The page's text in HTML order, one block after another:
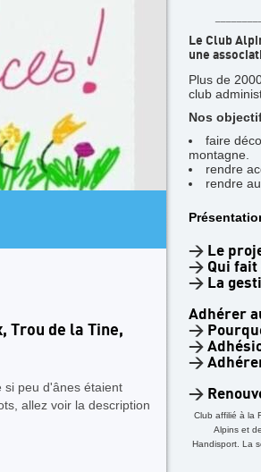
4 jours
Facile
Trou de la Tine,
si peu d'ânes étaient
allez voir la description
Le Club
une
Plus de
club
Nos
faire
montagne.
rendre
rendre
> Le
> Qui fait
> La
Adhérer
>
>
>
>
Club affilié à la
Alpins et
Handisport. La